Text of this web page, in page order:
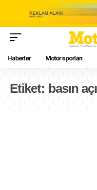
Haberler Motor sporları
Etiket: basın